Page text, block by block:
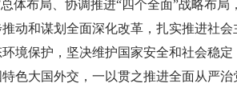
体布局、协调推进“四个全面”战略布局
动和谋划全面深化改革，扎实推进社
境保护，坚决维护国家安全和社会稳
色大国外交，一以贯之推进全面从严治